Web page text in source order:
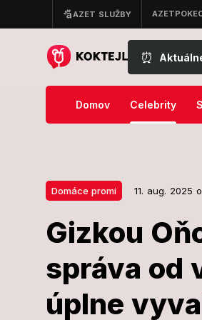
⏰
obrat počasia: Oravu zasiahli krúpy
Domov Celebrity
Domáce promi 11. aug. 2025
Gizkou
správa od
úplne
Domáce promi
Gizkou